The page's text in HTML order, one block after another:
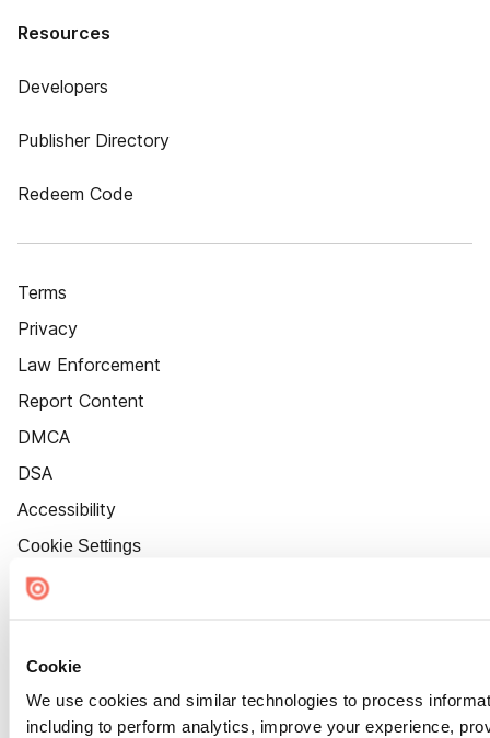
Cookie
We use cookies and similar technologies to process
including to perform analytics, improve your experience,
Resources
Developers
Publisher Directory
Redeem Code
Terms
Privacy
Law Enforcement
Report Content
DMCA
DSA
Accessibility
Cookie Settings